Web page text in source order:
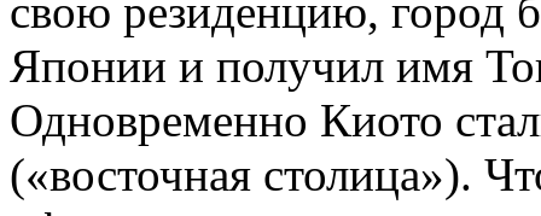
свою резиденцию, город
Японии и получил имя
Одновременно Киото
(«восточная столица»).